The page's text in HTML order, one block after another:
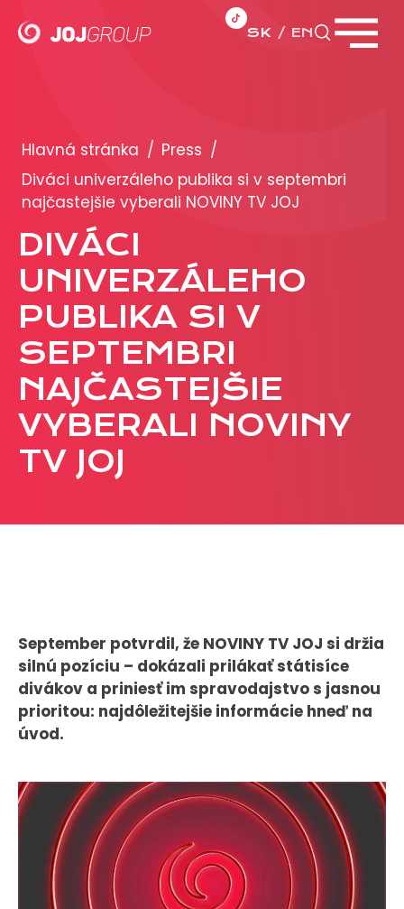
SK EN
Brandy
Produkty
PRODUKCIA
REKLAMA
Viac o reklamných formátoch
Obchodné podmienky
Prezentácia 2026
CASE STUDIES
O NÁS
Tlačové správy
B2B Rozhovory
VEREJNÉ VYSIELANIE MS 2026
KONTAKT
Hlavná stránka / Press /
Diváci univerzáleho publika si v septembri
najčastejšie vyberali NOVINY TV JOJ
DIVÁCI
UNIVERZÁLEHO
PUBLIKA SI V
SEPTEMBRI
NAJČASTEJŠIE
VYBERALI NOVINY
TV JOJ
September potvrdil, že NOVINY TV JOJ si držia
silnú pozíciu – dokázali prilákať státisíce
divákov a priniesť im spravodajstvo s jasnou
prioritou: najdôležitejšie informácie hneď na
úvod.